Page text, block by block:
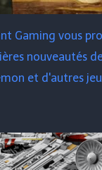
Gaming vous
nouveautés
et d'autres